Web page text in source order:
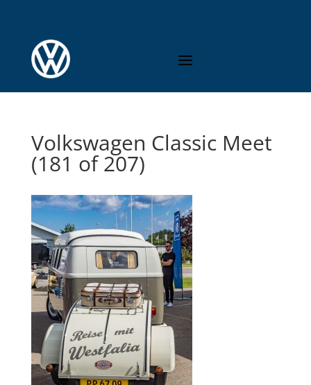
Volkswagen Classic Meet
(181 of 207)